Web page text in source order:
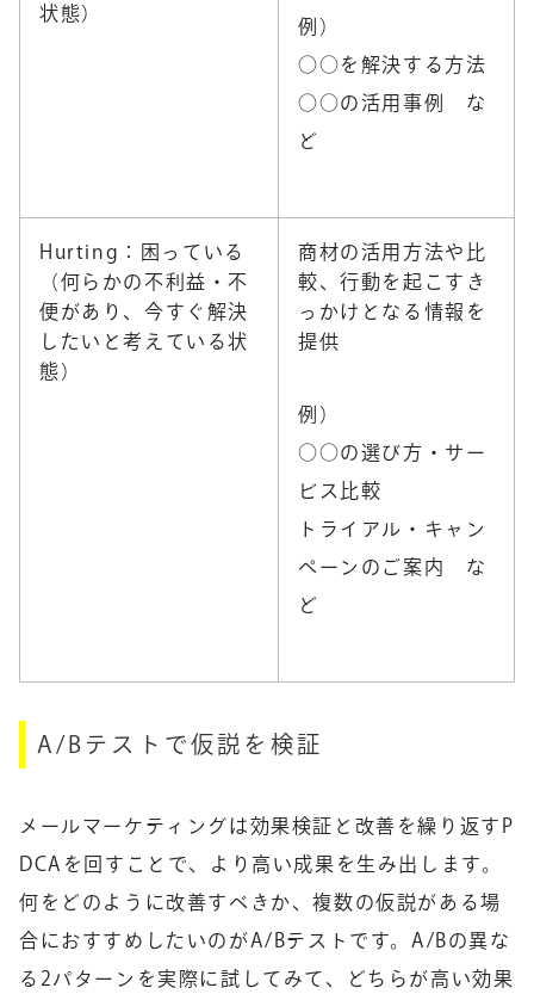
状態）
例）
○○を解決する方法
○○の活用事例 な
ど
Hurting：困っている
（何らかの不利益・不
便があり、今すぐ解決
したいと考えている状
態）
商材の活用方法や比
較、行動を起こすき
っかけとなる情報を
提供
例）
○○の選び方・サー
ビス比較
トライアル・キャン
ペーンのご案内 な
ど
A/Bテストで仮説を検証
メールマーケティングは効果検証と改善を繰り返すP
DCAを回すことで、より高い成果を生み出します。
何をどのように改善すべきか、複数の仮説がある場
合におすすめしたいのがA/Bテストです。A/Bの異な
る2パターンを実際に試してみて、どちらが高い効果